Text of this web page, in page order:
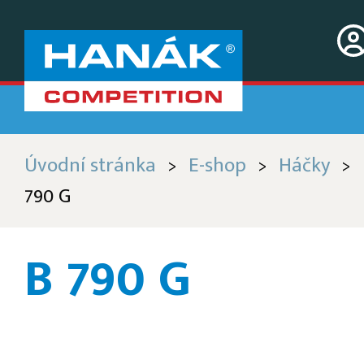
Úvodní stránka > E-shop > Háčky >
790 G
B 790 G